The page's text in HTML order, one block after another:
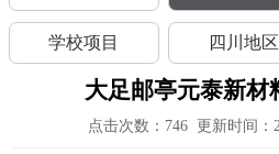
学校项目 四川地区
大足邮亭元泰新材
点击次数： 746更新时间：